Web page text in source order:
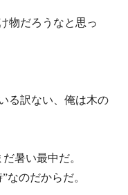
物だろうなと思っ
る訳ない、俺は木の
暑い最中だ。
のだからだ。